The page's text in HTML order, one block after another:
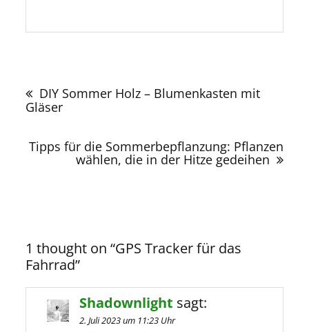
nicht immer findet
man die passenden
Flohmarkt oder bei
Haushaltsauflösungen.
künstliche Altern
von…
DIY Sommer Holz – Blumenkasten mit
Gläser
Tipps für die Sommerbepflanzung: Pflanzen
wählen, die in der Hitze gedeihen
1 thought on “GPS Tracker für das
Fahrrad”
Shadownlight sagt:
2. Juli 2023 um 11:23 Uhr